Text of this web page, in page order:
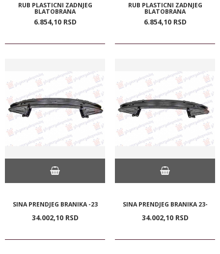
RUB PLASTICNI ZADNJEG
BLATOBRANA
6.854,10 RSD
RUB PLASTICNI ZADNJEG
BLATOBRANA
6.854,10 RSD
SINA PRENDJEG BRANIKA -23
34.002,10 RSD
SINA PRENDJEG BRANIKA 23-
34.002,10 RSD